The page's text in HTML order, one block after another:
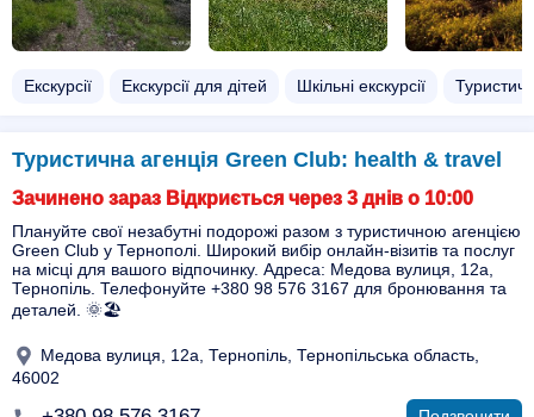
Екскурсії Екскурсії для дітей Шкільні екскурсії
Туристична агенція Green Club: health & travel
Зачинено зараз Відкриється через 3 днів о 10:00
Плануйте свої незабутні подорожі разом з туристичною агенцією
Green Club у Тернополі. Широкий вибір онлайн-візитів та послуг
на місці для вашого відпочинку. Адреса: Медова вулиця, 12а,
Тернопіль. Телефонуйте +380 98 576 3167 для бронювання та
деталей. 🌞🏖️
Медова вулиця, 12а, Тернопіль, Тернопільська область,
46002